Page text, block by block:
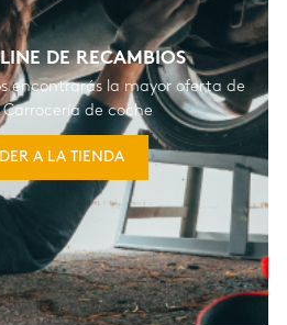
DE RECAMBIOS
encontrarás la mayor oferta de
Carrocería de coche
A LA TIENDA